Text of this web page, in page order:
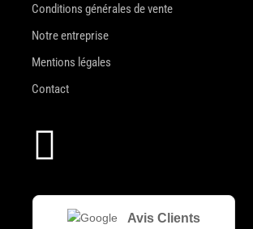
Conditions générales de vente
Notre entreprise
Mentions légales
Contact

Avis Clients